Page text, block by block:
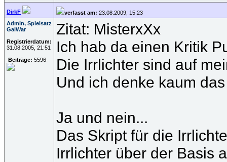
DirkF verfasst am: 23.08.2009, 15:23
Admin, Spielsatz
GalWar
Registrierdatum:
31.08.2005, 21:51
Beiträge: 5596
Zitat: MisterxXx
Ich hab da einen Kritik
Die Irrlichter sind auf
Und ich denke kaum
Ja und nein...
Das Skript für die
Irrlichter über der Basis